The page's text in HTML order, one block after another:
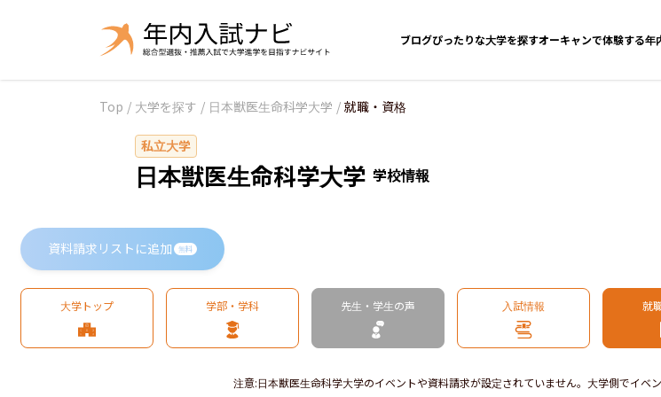
ブログぴったりな大学を探すオーキャンで体験する年
Top / 大学を探す / 日本獣医生命科学大学 / 就職・資格
私立大学
日本獣医生命科学大学 学校情報
資料請求リストに追加 無料
大学トップ 学部・学科 先生・学生の声 入試情報 就
注意:日本獣医生命科学大学のイベントや資料請求が設定されていません。大学側でイベ